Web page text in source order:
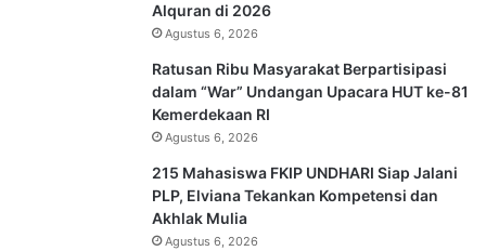
Alquran di 2026
Agustus 6, 2026
Ratusan Ribu Masyarakat Berpartisipasi
dalam “War” Undangan Upacara HUT ke-81
Kemerdekaan RI
Agustus 6, 2026
215 Mahasiswa FKIP UNDHARI Siap Jalani
PLP, Elviana Tekankan Kompetensi dan
Akhlak Mulia
Agustus 6, 2026